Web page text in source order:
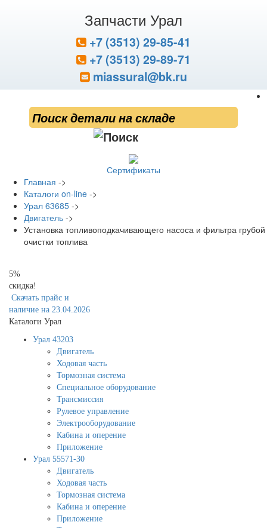
Запчасти Урал
+7 (3513) 29-85-41
+7 (3513) 29-89-71
miassural@bk.ru
Сертификаты
Главная ->
Каталоги on-line ->
Урал 63685 ->
Двигатель ->
Установка топливоподкачивающего насоса и фильтра грубой
очистки топлива
5%
скидка!
Скачать прайс и
наличие на 23.04.2026
Каталоги Урал
Урал 43203
Двигатель
Ходовая часть
Тормозная система
Специальное оборудование
Трансмиссия
Рулевое управление
Электрооборудование
Кабина и оперение
Приложение
Урал 55571-30
Двигатель
Ходовая часть
Тормозная система
Кабина и оперение
Приложение